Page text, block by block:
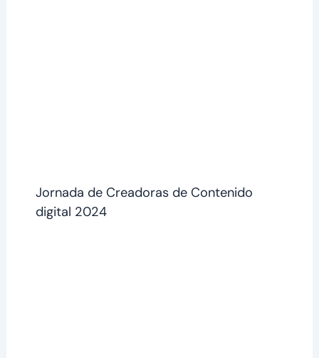
Jornada de Creadoras de Contenido
digital 2024